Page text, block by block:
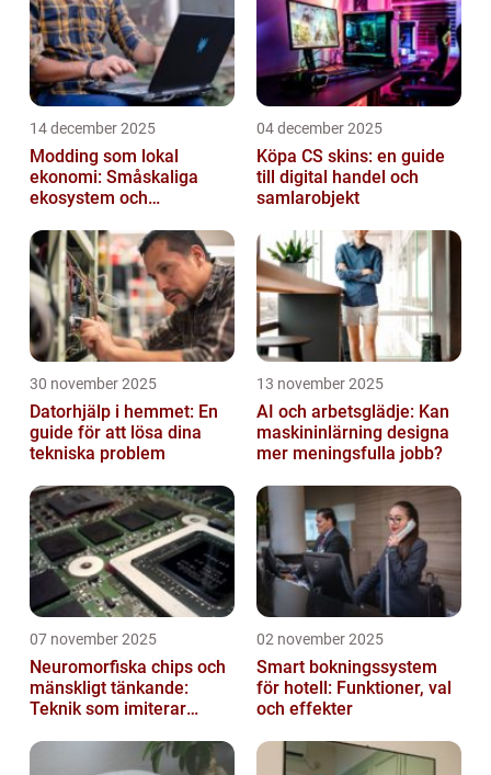
14 december 2025
Modding som lokal
ekonomi: Småskaliga
ekosystem och
04 december 2025
Köpa CS skins: en guide
till digital handel och
samlarobjekt
30 november 2025
Datorhjälp i hemmet: En
guide för att lösa dina
tekniska problem
13 november 2025
AI och arbetsglädje: Kan
maskininlärning designa
mer meningsfulla jobb?
07 november 2025
Neuromorfiska chips och
mänskligt tänkande:
Teknik som imiterar
02 november 2025
Smart bokningssystem
för hotell: Funktioner, val
och effekter